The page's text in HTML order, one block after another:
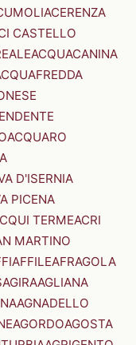
ACERENZA
CASTELLO
ACQUACANINA
ACQUARO
D'ISERNIA
PICENA
TERMEACRI
MARTINO
AFFILEAFRAGOLA
AGIRAAGLIANA
AGNADELLO
AGORDOAGOSTA